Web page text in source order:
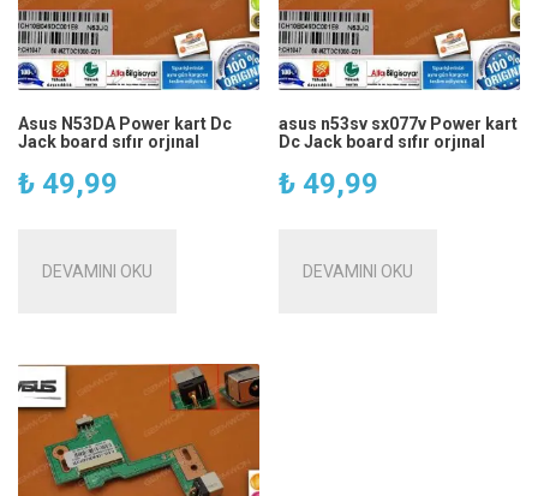
Asus N53DA Power kart Dc
Jack board sıfır orjınal
₺ 49,99
DEVAMINI OKU
asus n53sv sx077v Power kart
Dc Jack board sıfır orjınal
₺ 49,99
DEVAMINI OKU